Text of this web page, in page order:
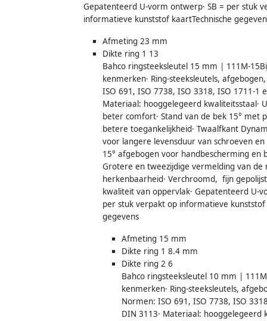
Gepatenteerd U-vorm ontwerp· SB = per stuk
informatieve kunststof kaartTechnische
Afmeting 23 mm
Dikte ring 1 13
Bahco ringsteeksleutel 15 mm | 111M-
kenmerken· Ring-steeksleutels,
ISO 691, ISO 7738, ISO 3318, ISO 1711-1
Materiaal: hooggelegeerd kwaliteitsstaal·
beter comfort· Stand van de bek 15° met
betere toegankelijkheid· Twaalfkant
voor langere levensduur van schroeven en
15° afgebogen voor handbescherming en
Grotere en tweezijdige vermelding van
herkenbaarheid· Verchroomd, fijn
kwaliteit van oppervlak· Gepatenteerd U-
per stuk verpakt op informatieve kunststof
gegevens
Afmeting 15 mm
Dikte ring 1 8.4 mm
Dikte ring 2 6
Bahco ringsteeksleutel 10 mm |
kenmerken· Ring-steeksleutels,
Normen: ISO 691, ISO 7738, ISO
DIN 3113· Materiaal: hooggelegeerd